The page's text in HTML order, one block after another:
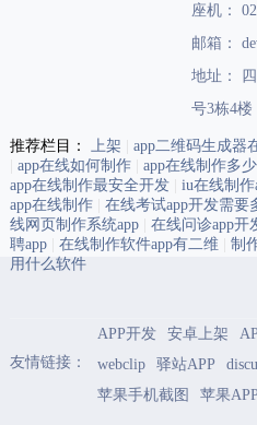
座机：
邮箱：
地址：
号3栋4楼
推荐栏目： 上架 app二维码生成器
app在线如何制作| app在线制作多
app在线制作最安全开发| iu在线制作
app在线制作| 在线考试app开发需要
线网页制作系统app| 在线问诊app开
聘app| 在线制作软件app有二维 制
用什么软件
友情链接：
APP开发 安卓上架
webclip
驿站APP
苹果手机截图
苹果